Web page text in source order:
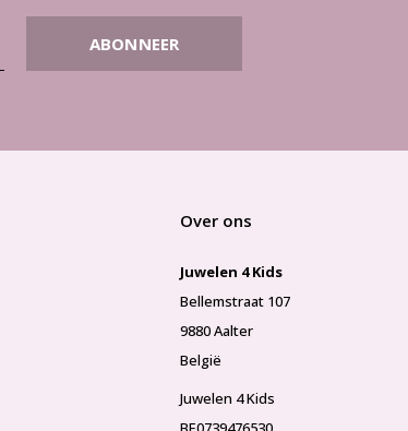
ABONNEER
Over ons
Juwelen 4 Kids
Bellemstraat 107
9880 Aalter
België
Juwelen 4 Kids